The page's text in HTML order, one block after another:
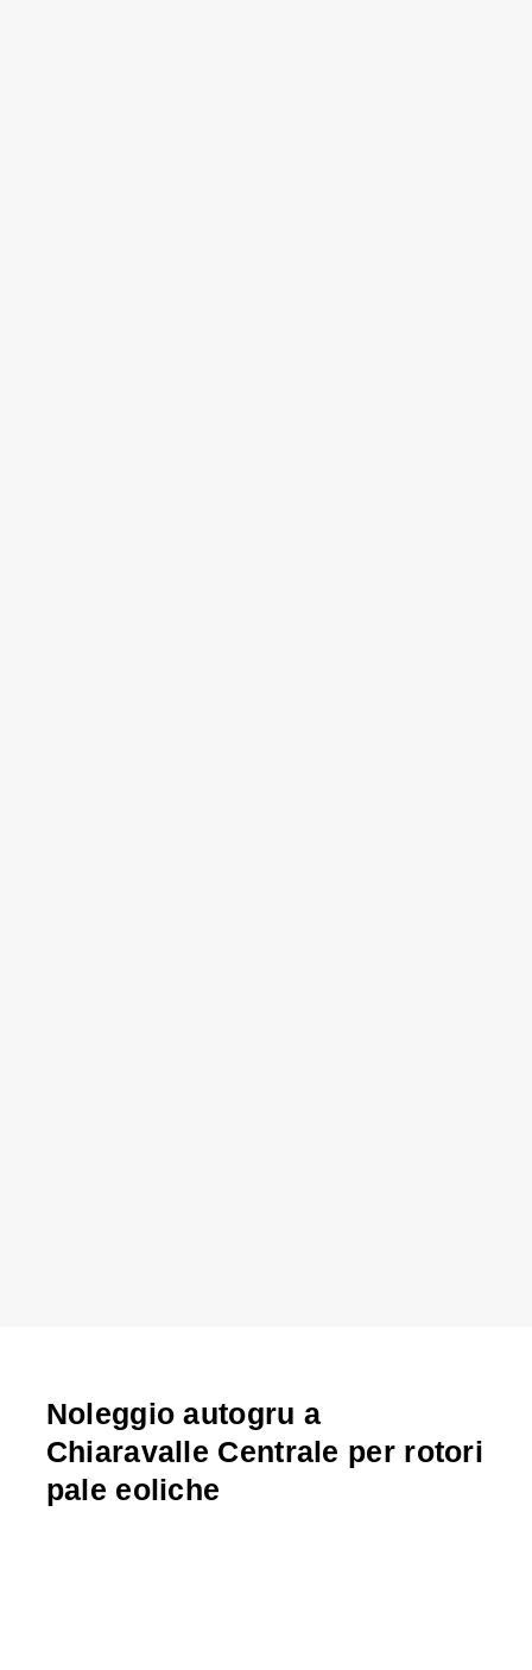
Noleggio autogru a
Chiaravalle Centrale per rotori
pale eoliche